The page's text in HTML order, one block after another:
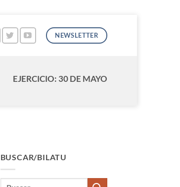
NEWSLETTER
EJERCICIO: 30 DE MAYO
BUSCAR/BILATU